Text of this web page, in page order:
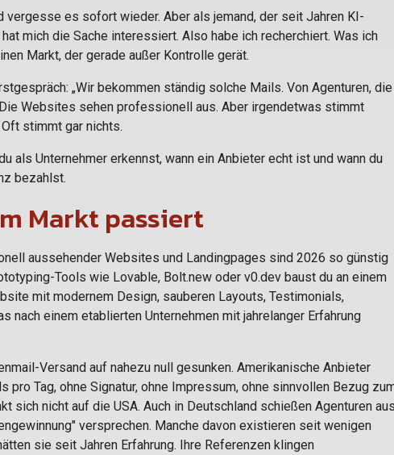
es sofort wieder. Aber als jemand, der seit Jahren KI-
mich die Sache interessiert. Also habe ich recherchiert. Was ich
Markt, der gerade außer Kontrolle gerät.
„Wir bekommen ständig solche Mails. Von Agenturen, die
Websites sehen professionell aus. Aber irgendetwas stimmt
stimmt gar nichts.
als Unternehmer erkennst, wann ein Anbieter echt ist und wann du
bezahlst.
Markt passiert
aussehender Websites und Landingpages sind 2026 so günstig
Tools wie Lovable, Bolt.new oder v0.dev baust du an einem
mit modernem Design, sauberen Layouts, Testimonials,
nach einem etablierten Unternehmen mit jahrelanger Erfahrung
Versand auf nahezu null gesunken. Amerikanische Anbieter
Tag, ohne Signatur, ohne Impressum, ohne sinnvollen Bezug
sich nicht auf die USA. Auch in Deutschland schießen Agenturen
versprechen. Manche davon existieren seit wenigen
sie seit Jahren Erfahrung. Ihre Referenzen klingen